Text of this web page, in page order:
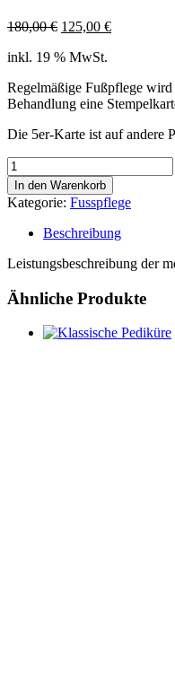
180,00€ Ursprünglicher
war:
125,00 €Aktueller
inkl. 19 % MwSt.
Regelmäßige Fußpflege
Behandlung eine
Die 5er-Karte ist auf andere
5x
Medizinsche
Fußpflege
Menge
In den Warenkorb
Kategorie: Fusspflege
Beschreibung
Leistungsbeschreibung der
Ähnliche Produkte